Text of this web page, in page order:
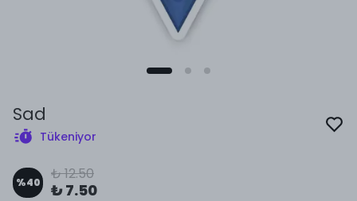
Sad
Tükeniyor
%40 ₺ 12.50
₺ 7.50